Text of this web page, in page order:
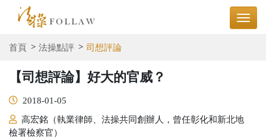
首頁 法操點評 司想評論
【司想評論】好大的官威？
2018-01-05
高宏銘（執業律師、法操共同創辦人，曾任彰化和新北地
檢署檢察官）